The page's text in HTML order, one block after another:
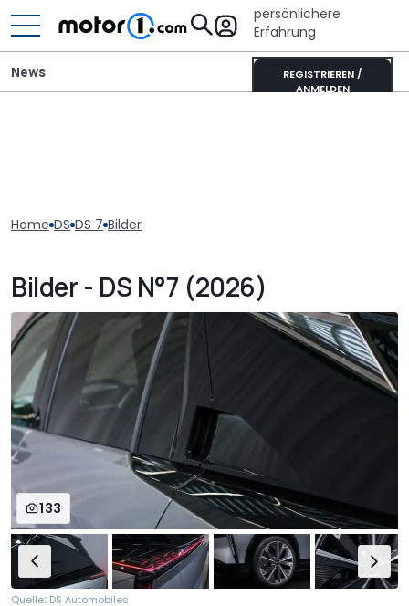
persönlichere
Erfahrung
REGISTRIEREN /
ANMELDEN
News
Home DS DS 7 Bilder
Bilder - DS N°7 (2026)
133
Quelle: DS Automobiles